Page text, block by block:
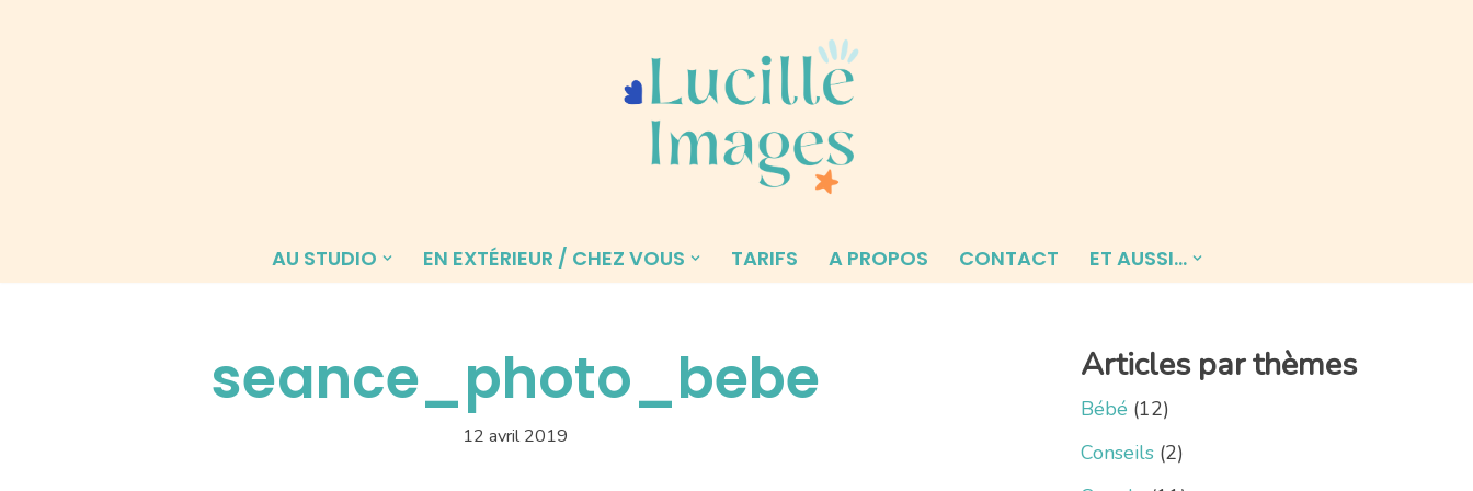
AU STUDIO EN EXTÉRIEUR / CHEZ VOUS TARIFS A PROPOS CONTACT ET AUSSI…
seance_photo_bebe
12 avril 2019
Articles par thèmes
Bébé (12)
Conseils(2)